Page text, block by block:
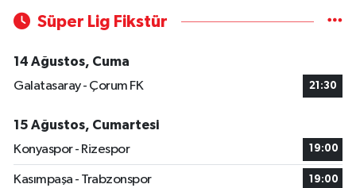
Süper Lig Fikstür
14 Ağustos, Cuma
Galatasaray - Çorum FK
21:30
15 Ağustos, Cumartesi
Konyaspor - Rizespor
19:00
Kasımpaşa - Trabzonspor 19:00